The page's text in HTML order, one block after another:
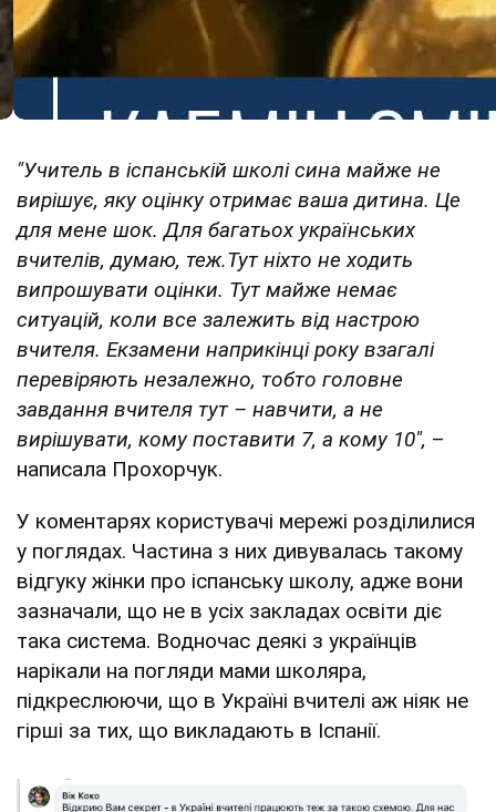
"Учитель в іспанській школі сина майже не
вирішує, яку оцінку отримає ваша дитина. Це
для мене шок. Для багатьох українських
вчителів, думаю, теж.Тут ніхто не ходить
випрошувати оцінки. Тут майже немає
ситуацій, коли все залежить від настрою
вчителя. Екзамени наприкінці року взагалі
перевіряють незалежно, тобто головне
завдання вчителя тут – навчити, а не
вирішувати, кому поставити 7, а кому 10", –
написала Прохорчук.
У коментарях користувачі мережі розділилися
у поглядах. Частина з них дивувалась такому
відгуку жінки про іспанську школу, адже вони
зазначали, що не в усіх закладах освіти діє
така система. Водночас деякі з українців
нарікали на погляди мами школяра,
підкреслюючи, що в Україні вчителі аж ніяк не
гірші за тих, що викладають в Іспанії.